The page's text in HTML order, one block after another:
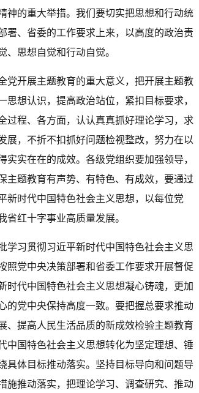
神的重大举措。我们要切实把思想和行动统
署、省委的工作要求上来，以高度的政治责
思想自觉和行动自觉。
党开展主题教育的重大意义，把开展主题教
想认识，提高政治站位，紧扣目标要求，
过程、各方面，认认真真抓好理论学习，求
展，不折不扣抓好问题检视整改，努力在以
实在在的成效。各级党组织要加强领导，
主题教育有声势、有特色、有成效，要通过
新时代中国特色社会主义思想，以每位党
省红十字事业高质量发展。
学习贯彻习近平新时代中国特色社会主义思
照党中央决策部署和省委工作要求开展督促
时代中国特色社会主义思想凝心铸魂，更加
的党中央保持高度一致。要把握总要求推动
、提高人民生活品质的新成效检验主题教育
中国特色社会主义思想转化为坚定理想、锤
具体目标推动落实。坚持目标导向和问题导
施推动落实，把理论学习、调查研究、推动